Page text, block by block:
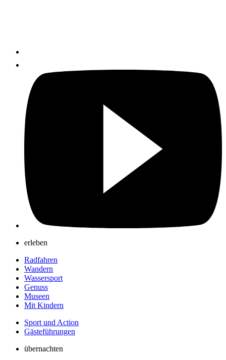
erleben
Radfahren
Wandern
Wassersport
Genuss
Museen
Mit Kindern
Sport und Action
Gästeführungen
übernachten